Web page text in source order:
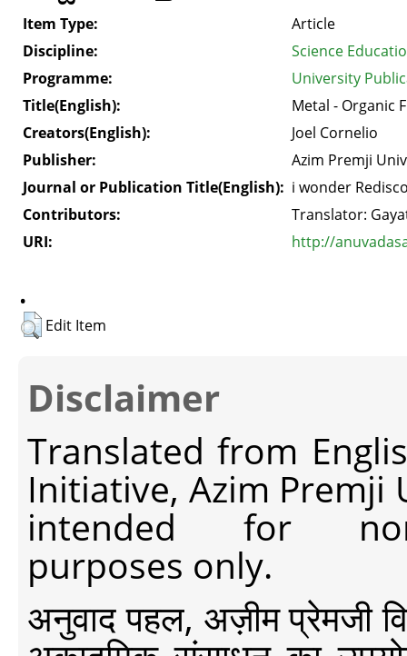
Item Type:
Article
Discipline:
Science
Programme:
University
Title(English):
Metal - Organic
Creators(English):
Joel Cornelio
Publisher:
Azim Premji
Journal or Publication Title(English): i wonder
Contributors:
Translator:
URI:
http://
.
Edit Item
Disclaimer
Translated from
Initiative, Azim Premji
intended for non-
purposes only.
अनुवाद पहल, अज़ीम प्रेमजी